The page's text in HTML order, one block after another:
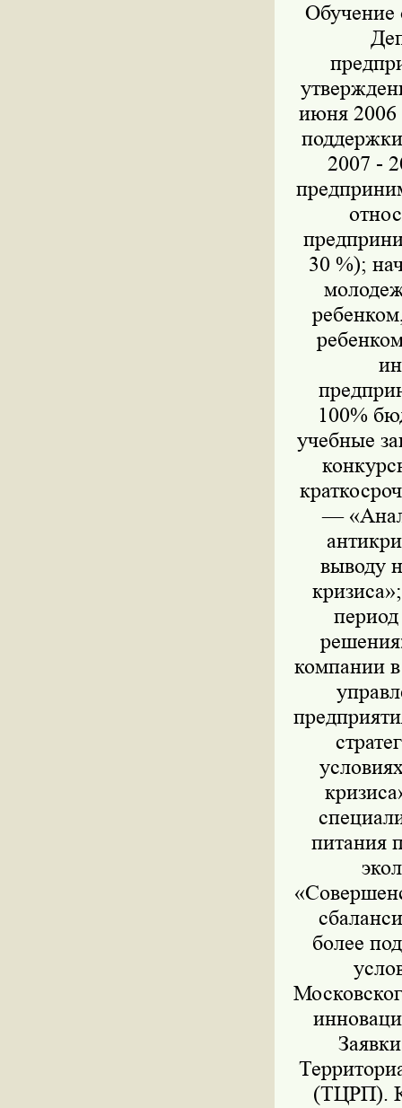
Обучение
июня 2006
2007 -
30 %);
100%
учебные
—
выводу
компании
питания
более
(ТЦРП).